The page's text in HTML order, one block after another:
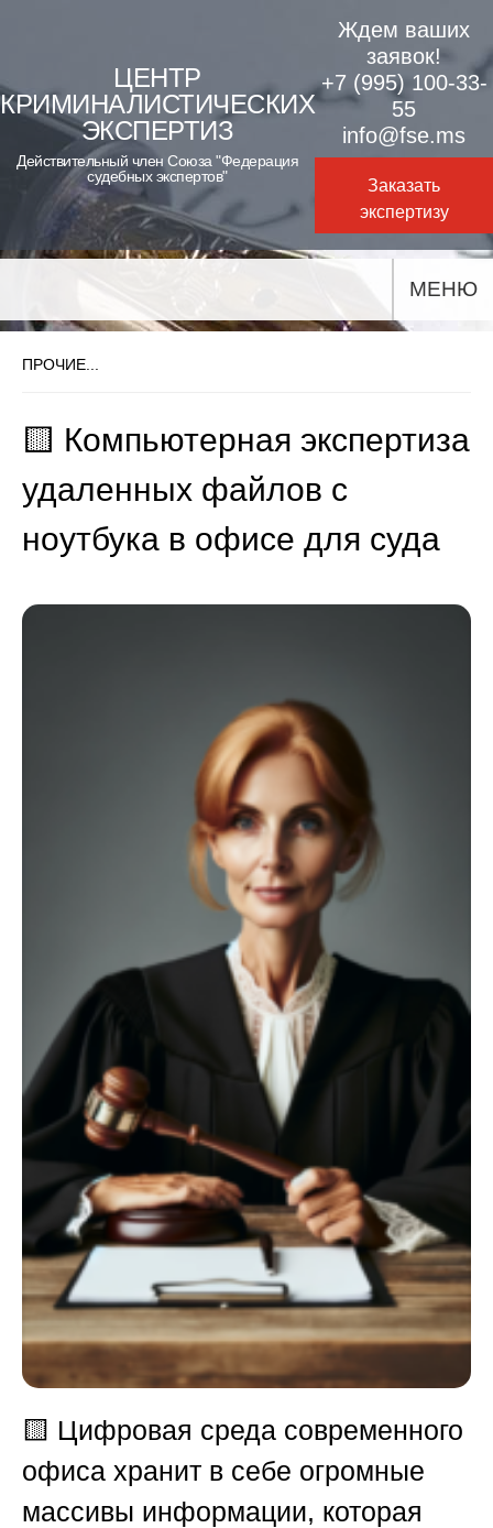
content
ЦЕНТР
КРИМИНАЛИСТИЧЕСКИХ
ЭКСПЕРТИЗ
Действительный член Союза "Федерация
судебных экспертов"
Ждем ваших
заявок!
+7 (995) 100-33-
55
info@fse.ms
Заказать
экспертизу
МЕНЮ
ПРОЧИЕ...
🟨 Компьютерная экспертиза
удаленных файлов с
ноутбука в офисе для суда
🟨 Цифровая среда современного
офиса хранит в себе огромные
массивы информации, которая